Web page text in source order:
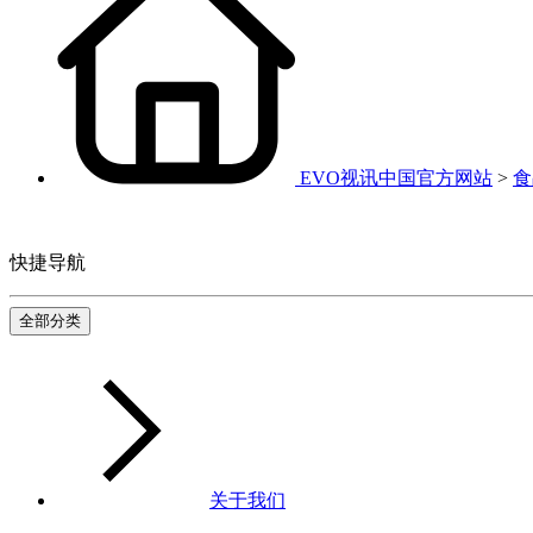
EVO视讯中国官方网站 >
快捷导航
全部分类
关于我们